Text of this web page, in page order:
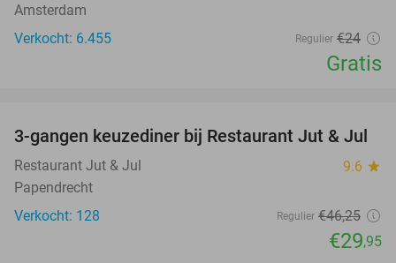
Amsterdam
Verkocht: 6.455
Regulier €24
Gratis
35%
3-gangen keuzediner bij Restaurant Jut & Jul
Restaurant Jut & Jul 9.6 star
Papendrecht
Verkocht: 128
Regulier €46,25
€29,95